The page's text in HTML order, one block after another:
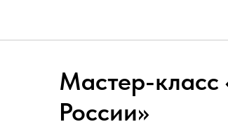
Мастер-
России»